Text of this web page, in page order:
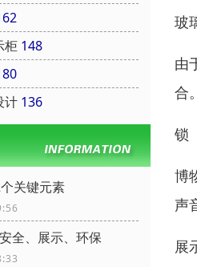
柜 148
计 136
关键元素
全、展示、环保
玻
由
合
锁
博
声
展